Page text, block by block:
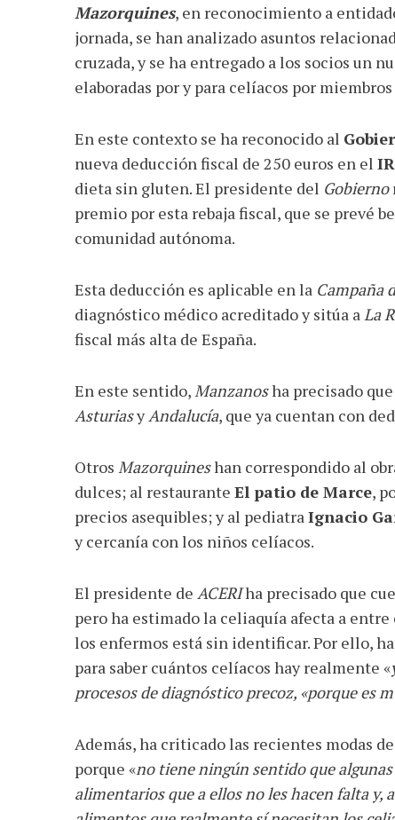
Mazorquines, en reconocimiento a
jornada, se han analizado asuntos
cruzada, y se ha entregado a los socios un
elaboradas por y para celíacos por
En este contexto se ha reconocido al
nueva deducción fiscal de 250 euros en el
dieta sin gluten. El presidente del Gobierno
premio por esta rebaja fiscal, que se prevé
comunidad autónoma.
Esta deducción es aplicable en la Campaña
diagnóstico médico acreditado y sitúa a La
fiscal más alta de España.
En este sentido, Manzanosha precisado que
AsturiasyAndalucía, que ya cuentan con
Otros Mazorquineshan correspondido al
dulces; al restaurante El patio de Marce,
precios asequibles; y al pediatra Ignacio
y cercanía con los niños celíacos.
El presidente de ACERIha precisado que
pero ha estimado la celiaquía afecta a
los enfermos está sin identificar. Por ello,
para saber cuántos celíacos hay realmente «
procesos de diagnóstico precoz, «porque es
Además, ha criticado las recientes modas
porque «no tiene ningún sentido que
alimentarios que a ellos no les hacen falta y,